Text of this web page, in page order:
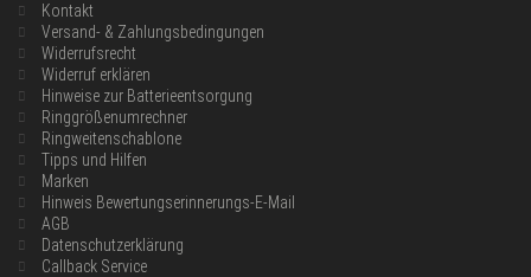
Kontakt
Versand- & Zahlungsbedingungen
Widerrufsrecht
Widerruf erklären
Hinweise zur Batterieentsorgung
Ringgrößenumrechner
Ringweitenschablone
Tipps und Hilfen
Marken
Hinweis Bewertungserinnerungs-E-Mail
AGB
Datenschutzerklärung
Callback Service